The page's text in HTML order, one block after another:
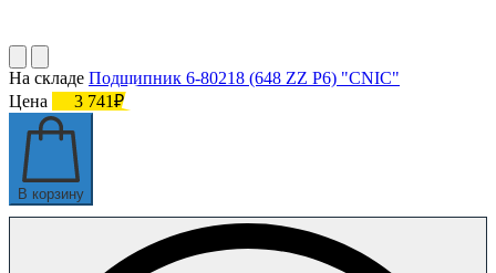
На складе Подшипник 6-80218 (648 ZZ P6) "CNIC"
Цена
3 741₽
В корзину